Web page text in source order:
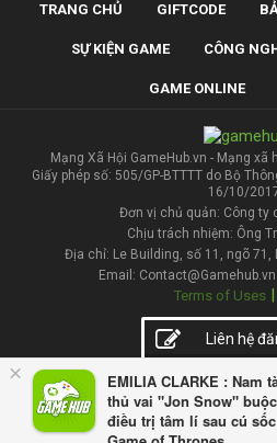
×
EMILIA CLARKE : Nam
thủ vai "Jon Snow"
điều trị tâm lí sau cú
TRANG CHỦ GIFTCODE
SỰ KIỆN GAME CÔNG
GAME ONLINE
Mạng Xã Hội GameHub.vn - Mạng
Giấy phép số: 505/GP-BTTTT do Bộ
16/10/
Đơn vị chủ quản: Công ty
Chịu trách nhiệm: Ông
Địa chỉ: Le Building, số 11, ngõ 71,
Email:
Terms of Uses |
Liên hệ